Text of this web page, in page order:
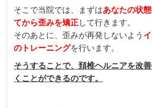
そこで当院では、まずはあなたの状
てから歪みを矯正して行きます。
そのあとに、歪みが再発しないよう
のトレーニングを行います。
そうすることで、頚椎ヘルニアを改
くことができるのです。